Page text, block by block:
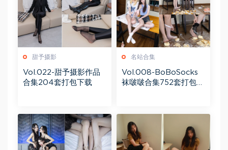
甜予摄影
Vol.022-甜予摄影作品
合集204套打包下载
名站合集
Vol.008-BoBoSocks
袜啵啵合集752套打包下